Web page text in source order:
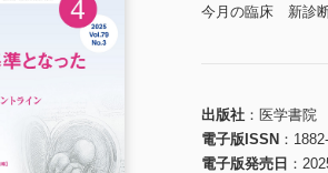
今月の臨床 新診
出版社
医学書院
電子版ISSN
電子版発売日